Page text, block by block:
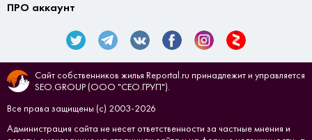
ПРО аккаунт
Сайт собственников жилья Reportal.ru принадлежит и управляется
SEO.GROUP (ООО "СЕО.ГРУП").
Все права защищены (с) 2003-2026
Администрация сайта не несет ответственности за частные мнения и